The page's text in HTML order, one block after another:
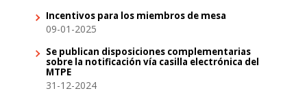
Incentivos para los miembros de mesa
09-01-2025
Se publican disposiciones complementarias
sobre la notificación vía casilla electrónica del
MTPE
31-12-2024